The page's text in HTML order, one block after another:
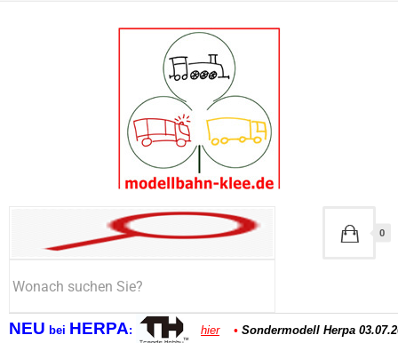
NEU bei HERPA: hier • Sondermodell Herpa
0